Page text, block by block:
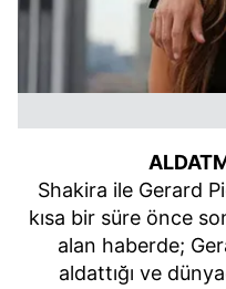
Shakira ile Gerard
kısa bir süre önce
alan haberde;
aldattığı ve